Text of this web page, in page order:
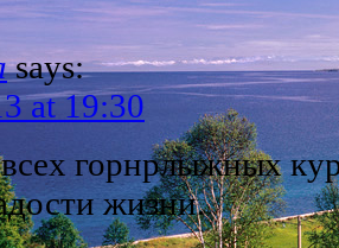
says:
at 19:30
горнрлыжных
жизни.